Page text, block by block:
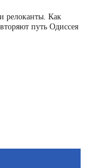
релоканты. Как
путь Одиссея